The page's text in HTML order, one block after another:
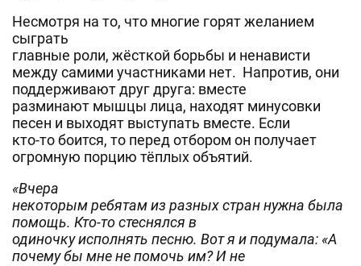
Несмотря на то, что многие горят желанием
сыграть
главные роли, жёсткой борьбы и ненависти
между самими участниками нет. Напротив, они
поддерживают друг друга: вместе
разминают мышцы лица, находят минусовки
песен и выходят выступать вместе. Если
кто-то боится, то перед отбором он получает
огромную порцию тёплых объятий.
«Вчера
некоторым ребятам из разных стран нужна была
помощь. Кто-то стеснялся в
одиночку исполнять песню. Вот я и подумала: «А
почему бы мне не помочь им? И не